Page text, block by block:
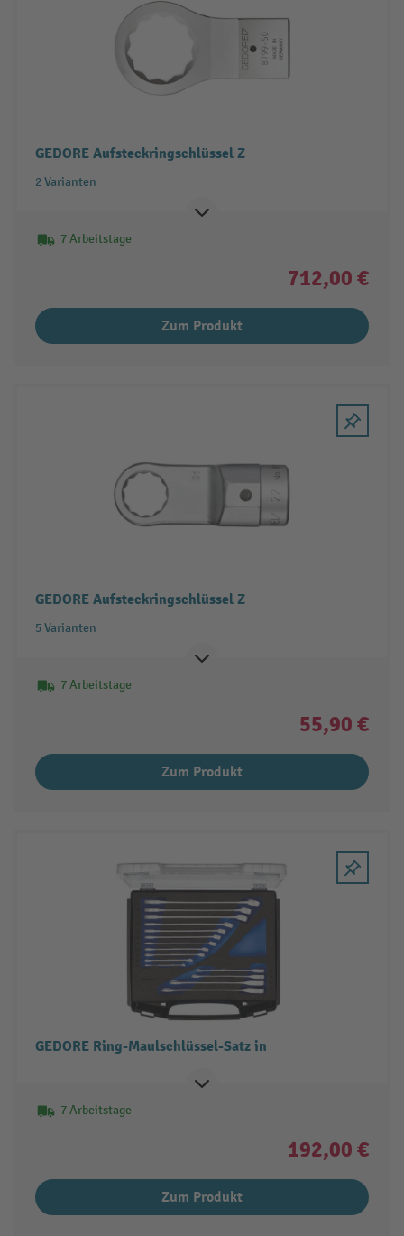
GEDORE Aufsteckringschlüssel Z
2 Varianten
7 Arbeitstage
712,00 €
Zum Produkt
GEDORE Aufsteckringschlüssel Z
5 Varianten
7 Arbeitstage
55,90 €
Zum Produkt
GEDORE Ring-Maulschlüssel-Satz in
7 Arbeitstage
192,00 €
Zum Produkt